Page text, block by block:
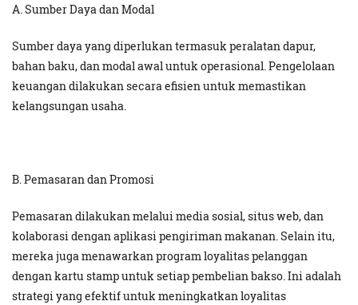
A. Sumber Daya dan Modal
Sumber daya yang diperlukan termasuk peralatan dapur,
bahan baku, dan modal awal untuk operasional. Pengelolaan
keuangan dilakukan secara efisien untuk memastikan
kelangsungan usaha.
B. Pemasaran dan Promosi
Pemasaran dilakukan melalui media sosial, situs web, dan
kolaborasi dengan aplikasi pengiriman makanan. Selain itu,
mereka juga menawarkan program loyalitas pelanggan
dengan kartu stamp untuk setiap pembelian bakso. Ini adalah
strategi yang efektif untuk meningkatkan loyalitas